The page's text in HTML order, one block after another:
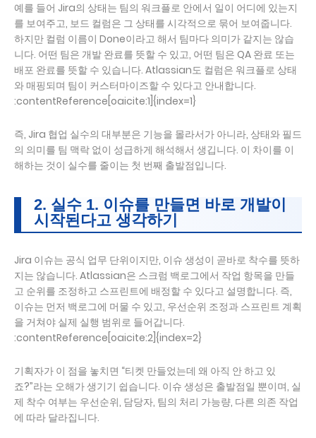
예를 들어 Jira의 상태는 팀의 워크플로 안에서 일이 어디에 있는지
를 보여주고, 보드 컬럼은 그 상태를 시각적으로 묶어 보여줍니다.
하지만 컬럼 이름이 Done이라고 해서 팀마다 의미가 같지는 않습
니다. 어떤 팀은 개발 완료를 뜻할 수 있고, 어떤 팀은 QA 완료 또는
배포 완료를 뜻할 수 있습니다. Atlassian도 컬럼은 워크플로 상태
와 매핑되며 팀이 커스터마이즈할 수 있다고 안내합니다.
:contentReference[oaicite:1]{index=1}
즉, Jira 협업 실수의 대부분은 기능을 몰라서가 아니라, 상태와 필드
의 의미를 팀 맥락 없이 성급하게 해석해서 생깁니다. 이 차이를 이
해하는 것이 실수를 줄이는 첫 번째 출발점입니다.
2. 실수 1. 이슈를 만들면 바로 개발이
시작된다고 생각하기
Jira 이슈는 공식 업무 단위이지만, 이슈 생성이 곧바로 착수를 뜻하
지는 않습니다. Atlassian은 스크럼 백로그에서 작업 항목을 만들
고 순위를 조정하고 스프린트에 배정할 수 있다고 설명합니다. 즉,
이슈는 먼저 백로그에 머물 수 있고, 우선순위 조정과 스프린트 계획
을 거쳐야 실제 실행 범위로 들어갑니다.
:contentReference[oaicite:2]{index=2}
기획자가 이 점을 놓치면 “티켓 만들었는데 왜 아직 안 하고 있
죠?”라는 오해가 생기기 쉽습니다. 이슈 생성은 출발점일 뿐이며, 실
제 착수 여부는 우선순위, 담당자, 팀의 처리 가능량, 다른 의존 작업
에 따라 달라집니다.